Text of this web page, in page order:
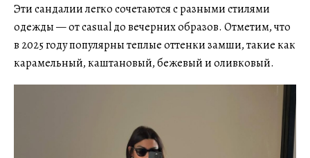
Эти сандалии легко сочетаются с разными стилями
одежды — от casual до вечерних образов. Отметим, что
в 2025 году популярны теплые оттенки замши, такие как
карамельный, каштановый, бежевый и оливковый.